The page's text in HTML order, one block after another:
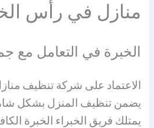
منازل في رأس
الخبرة في التعامل مع
الاعتماد على شركة تنظيف
يضمن تنظيف المنزل بشكل
يمتلك فريق الخبراء الخبرة